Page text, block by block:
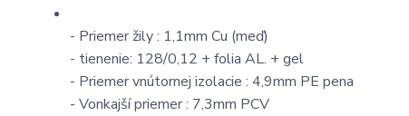
- Priemer žily : 1,1mm Cu (meď)
- tienenie: 128/0,12 + folia AL. + gel
- Priemer vnútornej izolacie : 4,9mm PE pena
- Vonkajší priemer : 7,3mm PCV